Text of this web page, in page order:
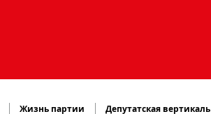
Жизнь партии Депутатская вертикаль